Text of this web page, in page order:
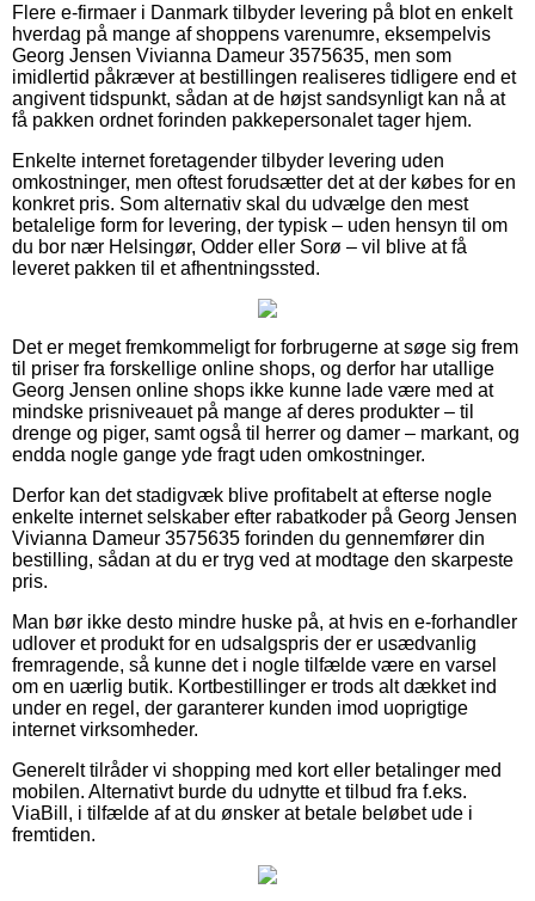
Flere e-firmaer i Danmark tilbyder levering på blot en enkelt
hverdag på mange af shoppens varenumre, eksempelvis
Georg Jensen Vivianna Dameur 3575635, men som
imidlertid påkræver at bestillingen realiseres tidligere end et
angivent tidspunkt, sådan at de højst sandsynligt kan nå at
få pakken ordnet forinden pakkepersonalet tager hjem.
Enkelte internet foretagender tilbyder levering uden
omkostninger, men oftest forudsætter det at der købes for en
konkret pris. Som alternativ skal du udvælge den mest
betalelige form for levering, der typisk – uden hensyn til om
du bor nær Helsingør, Odder eller Sorø – vil blive at få
leveret pakken til et afhentningssted.
Det er meget fremkommeligt for forbrugerne at søge sig frem
til priser fra forskellige online shops, og derfor har utallige
Georg Jensen online shops ikke kunne lade være med at
mindske prisniveauet på mange af deres produkter – til
drenge og piger, samt også til herrer og damer – markant, og
endda nogle gange yde fragt uden omkostninger.
Derfor kan det stadigvæk blive profitabelt at efterse nogle
enkelte internet selskaber efter rabatkoder på Georg Jensen
Vivianna Dameur 3575635 forinden du gennemfører din
bestilling, sådan at du er tryg ved at modtage den skarpeste
pris.
Man bør ikke desto mindre huske på, at hvis en e-forhandler
udlover et produkt for en udsalgspris der er usædvanlig
fremragende, så kunne det i nogle tilfælde være en varsel
om en uærlig butik. Kortbestillinger er trods alt dækket ind
under en regel, der garanterer kunden imod uoprigtige
internet virksomheder.
Generelt tilråder vi shopping med kort eller betalinger med
mobilen. Alternativt burde du udnytte et tilbud fra f.eks.
ViaBill, i tilfælde af at du ønsker at betale beløbet ude i
fremtiden.